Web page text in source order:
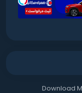
Download